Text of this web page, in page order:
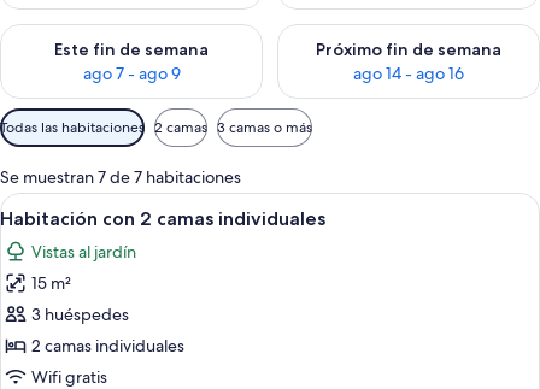
Este fin de semana
ago 7 - ago 9
Consulta la disponibilidad para este fin de semana, ago 7 -
Próximo fin de semana
ago 14 - ago 16
Consulta la disponibilidad
Filtros
disponibles
para
las
habitaciones
Todas las habitaciones 2 camas 3 camas o más
Se muestran 7 de 7 habitaciones
Abrir
todas
las
fotos
de
Habitación
con
Una cama bien hecha con ropa de
9
Habitación con 2 camas individuales
Vistas al jardín
15 m²
3 huéspedes
2 camas individuales
Wifi gratis